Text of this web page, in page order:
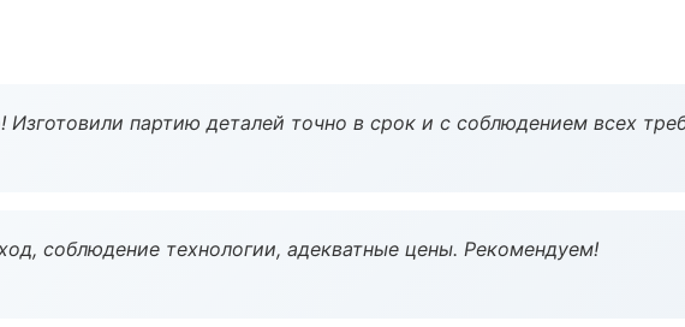
Изготовили партию деталей точно в срок и с соблюдением всех
соблюдение технологии, адекватные цены. Рекомендуем!